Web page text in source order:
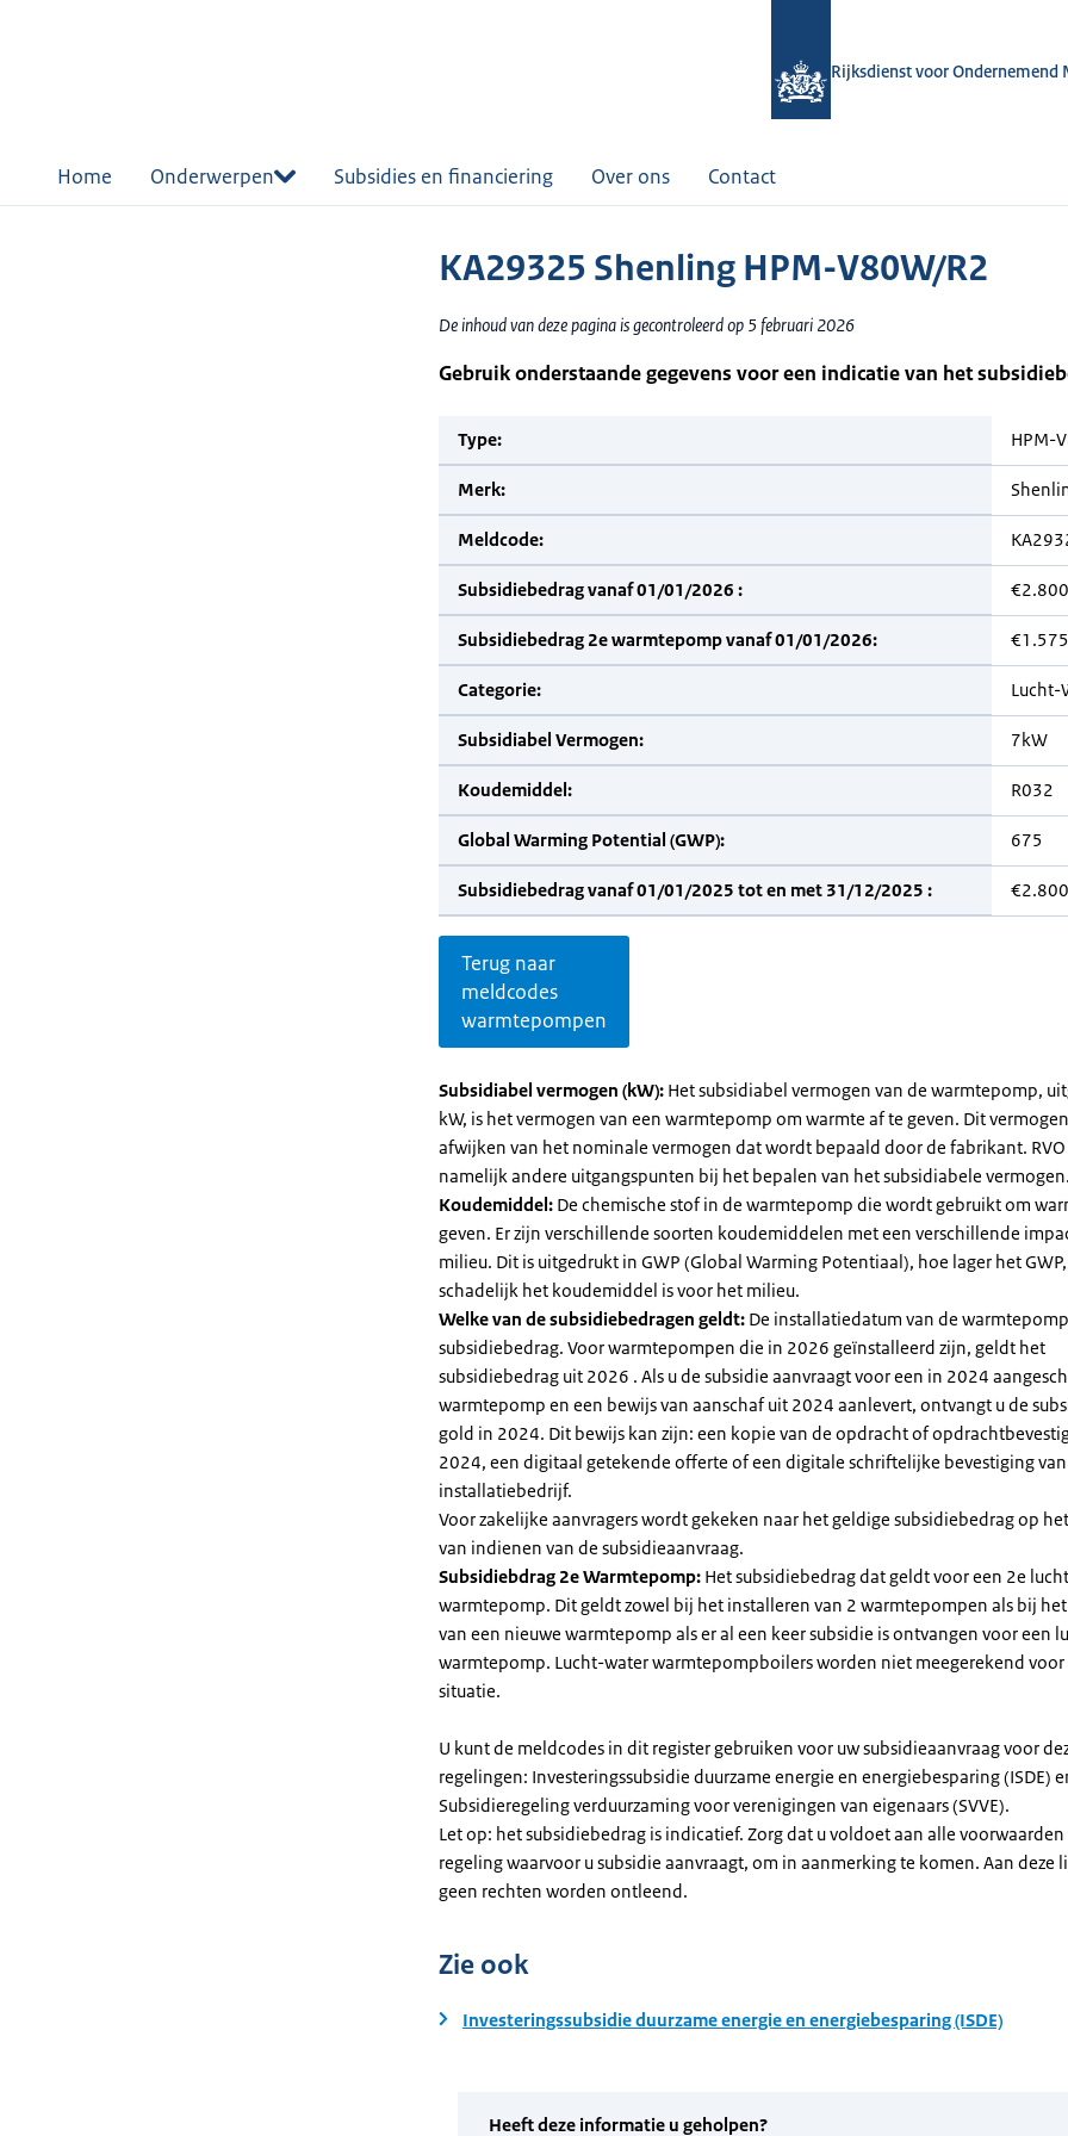
Rijksdienst voor Ondernemend
Home Onderwerpen Subsidies en financiering Over ons Contact
KA29325 Shenling HPM-V80W/R2
De inhoud van deze pagina is gecontroleerd op 5 februari 2026
Gebruik onderstaande gegevens voor een indicatie van het
Type: HPM-
Merk:
Meldcode:
Subsidiebedrag vanaf 01/01/2026 : €2.800
Subsidiebedrag 2e warmtepomp vanaf 01/01/2026: €1.575
Categorie: Lucht-
Subsidiabel Vermogen: 7kW
Koudemiddel: R032
Global Warming Potential (GWP): 675
Subsidiebedrag vanaf 01/01/2025 tot en met 31/12/2025 : €2.800
Terug naar
meldcodes
warmtepompen
Subsidiabel vermogen (kW): Het subsidiabel vermogen van de warmtepomp,
kW, is het vermogen van een warmtepomp om warmte af te geven. Dit
afwijken van het nominale vermogen dat wordt bepaald door de fabrikant.
namelijk andere uitgangspunten bij het bepalen van het subsidiabele vermogen.
Koudemiddel: De chemische stof in de warmtepomp die wordt gebruikt om
geven. Er zijn verschillende soorten koudemiddelen met een verschillende
milieu. Dit is uitgedrukt in GWP (Global Warming Potentiaal), hoe lager het
schadelijk het koudemiddel is voor het milieu.
Welke van de subsidiebedragen geldt: De installatiedatum van de
subsidiebedrag. Voor warmtepompen die in 2026 geïnstalleerd zijn, geldt het
subsidiebedrag uit 2026 . Als u de subsidie aanvraagt voor een in 2024
warmtepomp en een bewijs van aanschaf uit 2024 aanlevert, ontvangt u de
gold in 2024. Dit bewijs kan zijn: een kopie van de opdracht of
2024, een digitaal getekende offerte of een digitale schriftelijke bevestiging
installatiebedrijf.
Voor zakelijke aanvragers wordt gekeken naar het geldige subsidiebedrag op
van indienen van de subsidieaanvraag.
Subsidiebdrag 2e Warmtepomp: Het subsidiebedrag dat geldt voor een 2e
warmtepomp. Dit geldt zowel bij het installeren van 2 warmtepompen als bij
van een nieuwe warmtepomp als er al een keer subsidie is ontvangen voor een
warmtepomp. Lucht-water warmtepompboilers worden niet meegerekend voor
situatie.
U kunt de meldcodes in dit register gebruiken voor uw subsidieaanvraag voor
regelingen: Investeringssubsidie duurzame energie en energiebesparing (ISDE)
Subsidieregeling verduurzaming voor verenigingen van eigenaars (SVVE).
Let op: het subsidiebedrag is indicatief. Zorg dat u voldoet aan alle voorwaarden
regeling waarvoor u subsidie aanvraagt, om in aanmerking te komen. Aan deze
geen rechten worden ontleend.
Zie ook
Investeringssubsidie duurzame energie en energiebesparing (ISDE)